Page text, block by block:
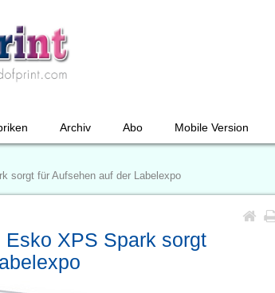
Archiv Abo Mobile Version
sorgt für Aufsehen auf der Labelexpo
XPS Spark sorgt